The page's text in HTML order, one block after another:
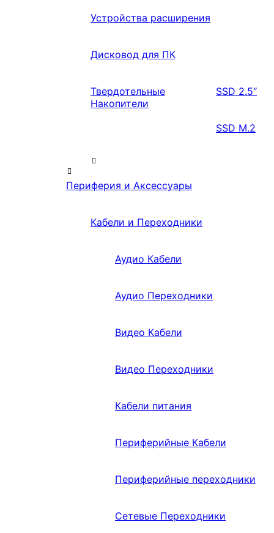
Устройства расширения
Дисковод для ПК
Твердотельные
Накопители
SSD 2.5″
SSD M.2
Периферия и Аксессуары
Кабели и Переходники
Аудио Кабели
Аудио Переходники
Видео Кабели
Видео Переходники
Кабели питания
Периферийные Кабели
Периферийные переходники
Сетевые Переходники